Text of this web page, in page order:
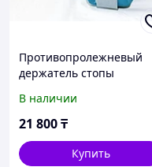
Противопролежневый
держатель стопы
В наличии
21 800₸
Купить